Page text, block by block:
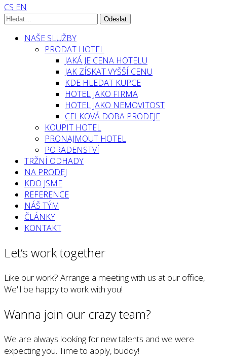
CS EN
NAŠE SLUŽBY
PRODAT HOTEL
JAKÁ JE CENA HOTELU
JAK ZÍSKAT VYŠŠÍ CENU
KDE HLEDAT KUPCE
HOTEL JAKO FIRMA
HOTEL JAKO NEMOVITOST
CELKOVÁ DOBA PRODEJE
KOUPIT HOTEL
PRONAJMOUT HOTEL
PORADENSTVÍ
TRŽNÍ ODHADY
NA PRODEJ
KDO JSME
REFERENCE
NÁŠ TÝM
ČLÁNKY
KONTAKT
Let’s work together
Like our work? Arrange a meeting with us at our office,
We'll be happy to work with you!
Wanna join our crazy team?
We are always looking for new talents and we were
expecting you. Time to apply, buddy!